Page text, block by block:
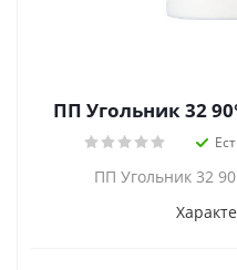
ПП Угольник 32
ПП Угольник 32